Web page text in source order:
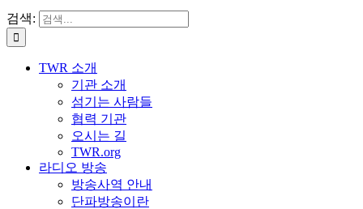
검색:
TWR 소개
기관 소개
섬기는 사람들
협력 기관
오시는 길
TWR.org
라디오 방송
방송사역 안내
단파방송이란